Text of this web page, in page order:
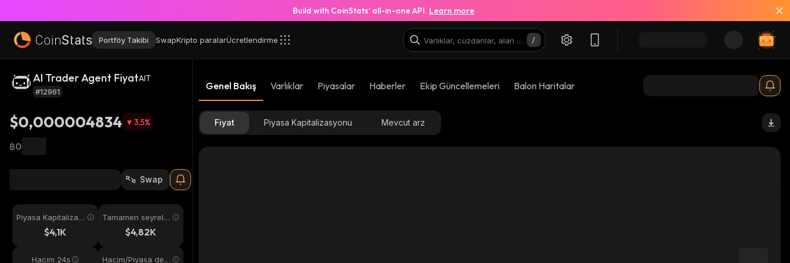
Build with CoinStats’ all-in-one API. Learn more
Portföy Takibi SwapKripto paralarÜcretlendirme
AI Trader Agent FiyatAIT
#12961
$0,000004834 3,5%
฿0
Swap
Piyasa Kapitalizas
$4,1K
Tamamen seyreltil
$4,82K
Hacim 24s Hacim/Piyasa değ
Genel Bakış Varlıklar Piyasalar Haberler Ekip Güncellemeleri Balon Haritalar
Fiyat Piyasa Kapitalizasyonu Mevcut arz